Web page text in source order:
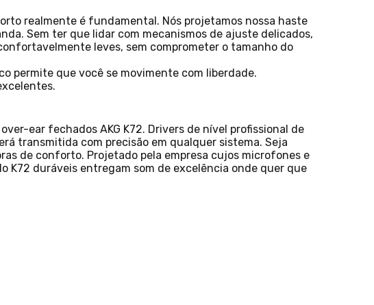
realmente é fundamental. Nós projetamos nossa haste
Sem ter que lidar com mecanismos de ajuste delicados,
leves, sem comprometer o tamanho do
permite que você se movimente com liberdade.
ear fechados AKG K72. Drivers de nível profissional de
transmitida com precisão em qualquer sistema. Seja
de conforto. Projetado pela empresa cujos microfones e
K72 duráveis entregam som de excelência onde quer que